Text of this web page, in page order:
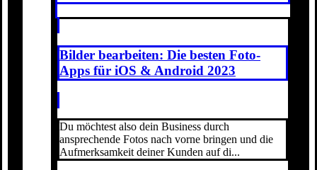
Bilder bearbeiten: Die besten Foto-
Apps für iOS & Android 2023
Du möchtest also dein Business durch
ansprechende Fotos nach vorne bringen und die
Aufmerksamkeit deiner Kunden auf di...